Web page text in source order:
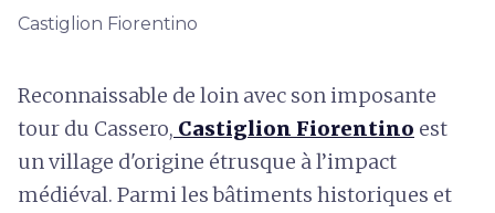
Castiglion Fiorentino
Reconnaissable de loin avec son imposante
tour du Cassero, Castiglion Fiorentino est
un village d'origine étrusque à l’impact
médiéval. Parmi les bâtiments historiques et